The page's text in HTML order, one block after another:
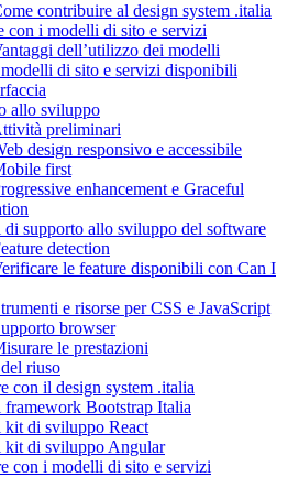
contribuire al design system .italia
con i modelli di sito e servizi
dell’utilizzo dei modelli
di sito e servizi disponibili
allo sviluppo
preliminari
design responsivo e accessibile
first
enhancement e Graceful
di supporto allo sviluppo del software
detection
le feature disponibili con Can I
e risorse per CSS e JavaScript
browser
le prestazioni
riuso
con il design system .italia
framework Bootstrap Italia
kit di sviluppo React
kit di sviluppo Angular
con i modelli di sito e servizi